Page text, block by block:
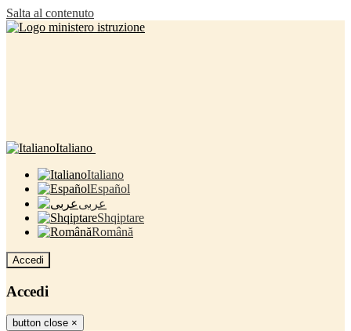
Salta al contenuto
Italiano
Italiano
Español
عربى
Shqiptare
Română
Accedi
Accedi
button close ×